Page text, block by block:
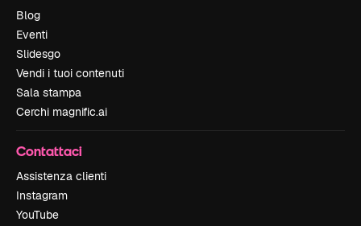
Blog
Eventi
Slidesgo
Vendi i tuoi contenuti
Sala stampa
Cerchi magnific.ai
Contattaci
Assistenza clienti
Instagram
YouTube